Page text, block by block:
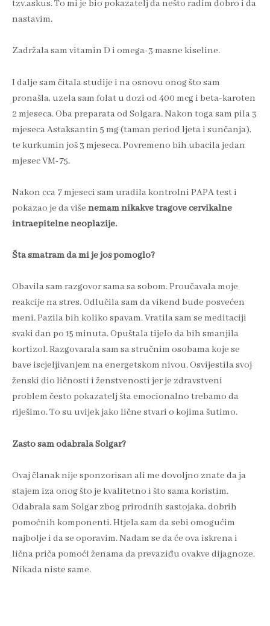
tzv.askus. To mi je bio pokazatelj da nešto radim dobro i da
nastavim.
Zadržala sam vitamin D i omega-3 masne kiseline.
I dalje sam čitala studije i na osnovu onog što sam
pronašla, uzela sam folat u dozi od 400 mcg i beta-karoten
2 mjeseca. Oba preparata od Solgara. Nakon toga sam pila 3
mjeseca Astaksantin 5 mg (taman period ljeta i sunčanja),
te kurkumin još 3 mjeseca. Povremeno bih ubacila jedan
mjesec VM-75.
Nakon cca 7 mjeseci sam uradila kontrolni PAPA test i
pokazao je da više nemam nikakve tragove cervikalne
intraepitelne neoplazije.
Šta smatram da mi je još pomoglo?
Obavila sam razgovor sama sa sobom. Proučavala moje
reakcije na stres. Odlučila sam da vikend bude posvećen
meni. Pazila bih koliko spavam. Vratila sam se meditaciji
svaki dan po 15 minuta. Opuštala tijelo da bih smanjila
kortizol. Razgovarala sam sa stručnim osobama koje se
bave iscjeljivanjem na energetskom nivou. Osvijestila svoj
ženski dio ličnosti i ženstvenosti jer je zdravstveni
problem često pokazatelj šta emocionalno trebamo da
riješimo. To su uvijek jako lične stvari o kojima šutimo.
Zašto sam odabrala Solgar?
Ovaj članak nije sponzorisan ali me dovoljno znate da ja
stajem iza onog što je kvalitetno i što sama koristim.
Odabrala sam Solgar zbog prirodnih sastojaka, dobrih
pomoćnih komponenti. Htjela sam da sebi omogućim
najbolje i da se oporavim. Nadam se da će ova iskrena i
lična priča pomoći ženama da prevaziđu ovakve dijagnoze.
Nikada niste same.